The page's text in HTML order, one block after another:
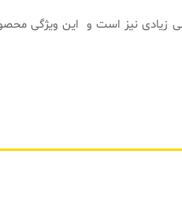
زیادی نیز است و این ویژگی